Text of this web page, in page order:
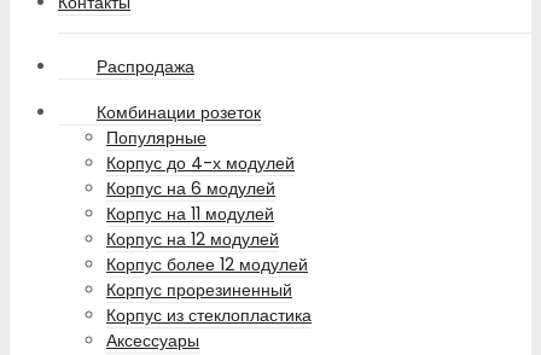
Распродажа
Комбинации розеток
Популярные
Корпус до 4-х модулей
Корпус на 6 модулей
Корпус на 11 модулей
Корпус на 12 модулей
Корпус более 12 модулей
Корпус прорезиненный
Корпус из стеклопластика
Аксессуары